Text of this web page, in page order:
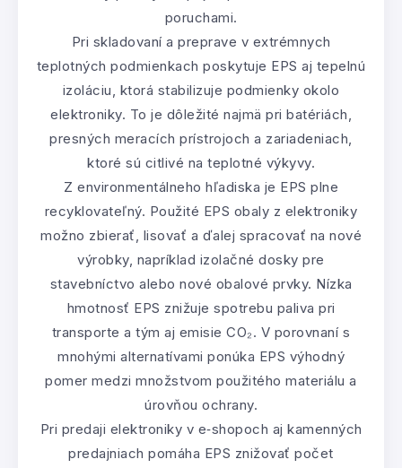
poruchami.
Pri skladovaní a preprave v extrémnych
teplotných podmienkach poskytuje EPS aj tepelnú
izoláciu, ktorá stabilizuje podmienky okolo
elektroniky. To je dôležité najmä pri batériách,
presných meracích prístrojoch a zariadeniach,
ktoré sú citlivé na teplotné výkyvy.
Z environmentálneho hľadiska je EPS plne
recyklovateľný. Použité EPS obaly z elektroniky
možno zbierať, lisovať a ďalej spracovať na nové
výrobky, napríklad izolačné dosky pre
stavebníctvo alebo nové obalové prvky. Nízka
hmotnosť EPS znižuje spotrebu paliva pri
transporte a tým aj emisie CO₂. V porovnaní s
mnohými alternatívami ponúka EPS výhodný
pomer medzi množstvom použitého materiálu a
úrovňou ochrany.
Pri predaji elektroniky v e‑shopoch aj kamenných
predajniach pomáha EPS znižovať počet